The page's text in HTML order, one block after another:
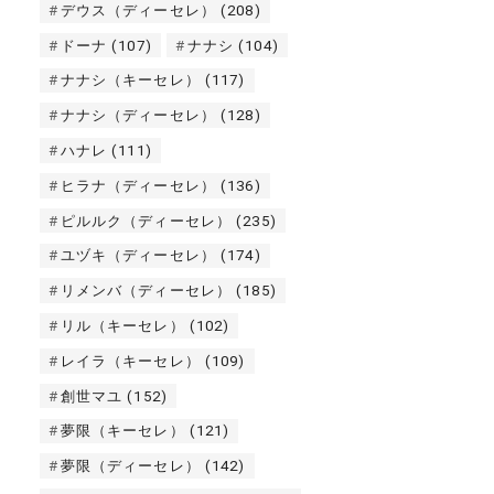
デウス（ディーセレ） (208)
ドーナ (107) ナナシ (104)
ナナシ（キーセレ） (117)
ナナシ（ディーセレ） (128)
ハナレ (111)
ヒラナ（ディーセレ） (136)
ピルルク（ディーセレ） (235)
ユヅキ（ディーセレ） (174)
リメンバ（ディーセレ） (185)
リル（キーセレ） (102)
レイラ（キーセレ） (109)
創世マユ (152)
夢限（キーセレ） (121)
夢限（ディーセレ） (142)